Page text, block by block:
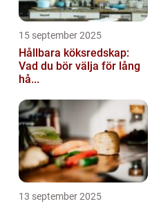
15 september 2025
Hållbara köksredskap:
Vad du bör välja för lång
hå...
13 september 2025